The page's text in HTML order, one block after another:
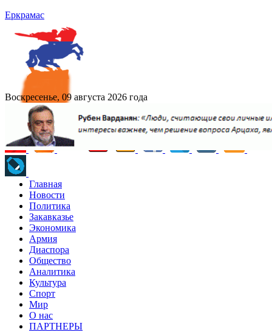
Еркрамас
Воскресенье, 09 августа 2026 года
Главная
Новости
Политика
Закавказье
Экономика
Армия
Диаспора
Общество
Аналитика
Культура
Спорт
Мир
О нас
ПАРТНЕРЫ